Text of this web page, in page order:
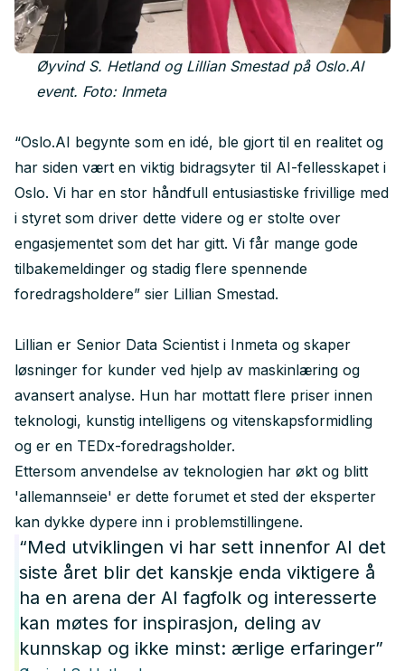
Øyvind S. Hetland og Lillian Smestad på Oslo.AI
event. Foto: Inmeta
“Oslo.AI begynte som en idé, ble gjort til en realitet og
har siden vært en viktig bidragsyter til AI-fellesskapet i
Oslo. Vi har en stor håndfull entusiastiske frivillige med
i styret som driver dette videre og er stolte over
engasjementet som det har gitt. Vi får mange gode
tilbakemeldinger og stadig flere spennende
foredragsholdere” sier Lillian Smestad.
Lillian er Senior Data Scientist i Inmeta og skaper
løsninger for kunder ved hjelp av maskinlæring og
avansert analyse. Hun har mottatt flere priser innen
teknologi, kunstig intelligens og vitenskapsformidling
og er en TEDx-foredragsholder.
Ettersom anvendelse av teknologien har økt og blitt
'allemannseie' er dette forumet et sted der eksperter
kan dykke dypere inn i problemstillingene.
“Med utviklingen vi har sett innenfor AI det
siste året blir det kanskje enda viktigere å
ha en arena der AI fagfolk og interesserte
kan møtes for inspirasjon, deling av
kunnskap og ikke minst: ærlige erfaringer”